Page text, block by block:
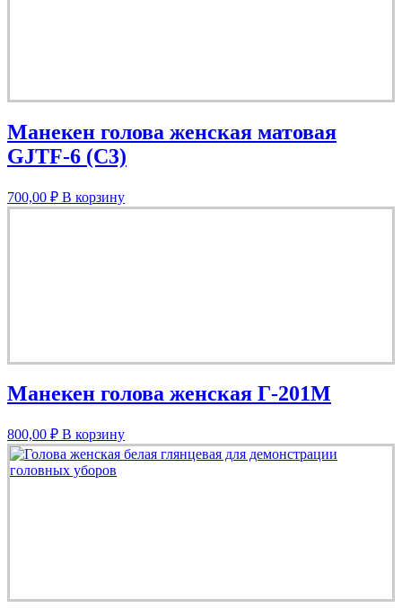
Манекен голова женская матовая
GJTF-6 (C3)
700,00 ₽ В корзину
Манекен голова женская Г-201М
800,00 ₽ В корзину